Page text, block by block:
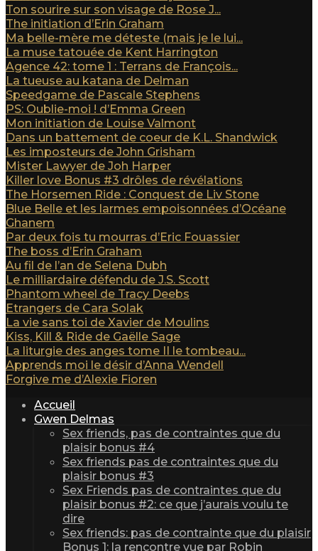
Ton sourire sur son visage de Rose J...
The initiation d’Erin Graham
Ma belle-mère me déteste (mais je le lui...
La muse tatouée de Kent Harrington
Agence 42: tome 1 : Terrans de François...
La tueuse au katana de Delman
Speedgame de Pascale Stephens
PS: Oublie-moi ! d’Emma Green
Mon initiation de Louise Valmont
Dans un battement de coeur de K.L. Shandwick
Les imposteurs de John Grisham
Mister Lawyer de Joh Harper
Killer love Bonus #3 drôles de révélations
The Horsemen Ride : Conquest de Liv Stone
Blue Belle et les larmes empoisonnées d’Océane
Ghanem
Par deux fois tu mourras d’Eric Fouassier
The boss d’Erin Graham
Au fil de l’an de Selena Dubh
Le milliardaire défendu de J.S. Scott
Phantom wheel de Tracy Deebs
Etrangers de Cara Solak
La vie sans toi de Xavier de Moulins
Kiss, Kill & Ride de Gaëlle Sage
La liturgie des anges tome II le tombeau...
Apprends moi le désir d’Anna Wendell
Forgive me d’Alexie Fioren
Accueil
Gwen Delmas
Sex friends, pas de contraintes que du
plaisir bonus #4
Sex friends pas de contraintes que du
plaisir bonus #3
Sex Friends pas de contraintes que du
plaisir bonus #2: ce que j’aurais voulu te
dire
Sex friends: pas de contrainte que du plaisir
Bonus 1: la rencontre vue par Robin